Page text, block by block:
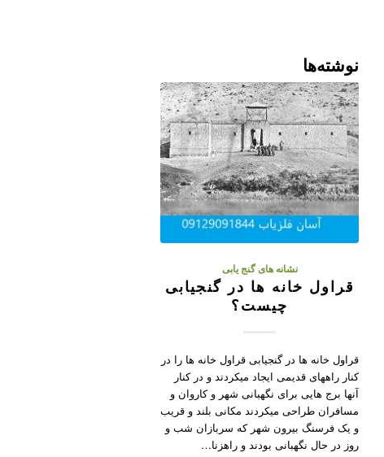
نوشته‌ها
نشانه های گنج یابی
قراول خانه ها در گنجیابی
چیست؟
قراول خانه ها در گنجیابی قراول خانه ها را در
کنار راههای قدیمی ایجاد میکردند و در کنار
آنها برج هایی برای نگهبانی شهر و کاروان و
مسافران طراحی میکردند مکانی بلند و قریب
و یک فرسنگ بیرون شهر که سربازان شب و
روز در حال نگهبانی بودند و راهزنا…